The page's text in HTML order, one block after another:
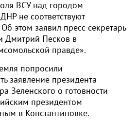
ВСУ над городом
не соответствуют
этом заявил пресс-секретарь
Дмитрий Песков в
правде».
попросили
заявление президента
Зеленского о готовности
президентом
в Константиновке.